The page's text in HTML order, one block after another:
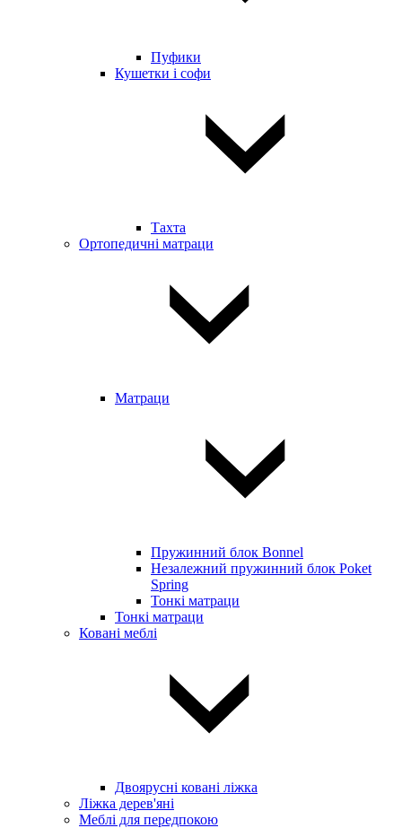
Пуфики
Кушетки і софи
Тахта
Ортопедичні матраци
Матраци
Пружинний блок Bonnel
Незалежний пружинний блок Poket
Spring
Тонкі матраци
Тонкі матраци
Ковані меблі
Двоярусні ковані ліжка
Ліжка дерев'яні
Меблі для передпокою